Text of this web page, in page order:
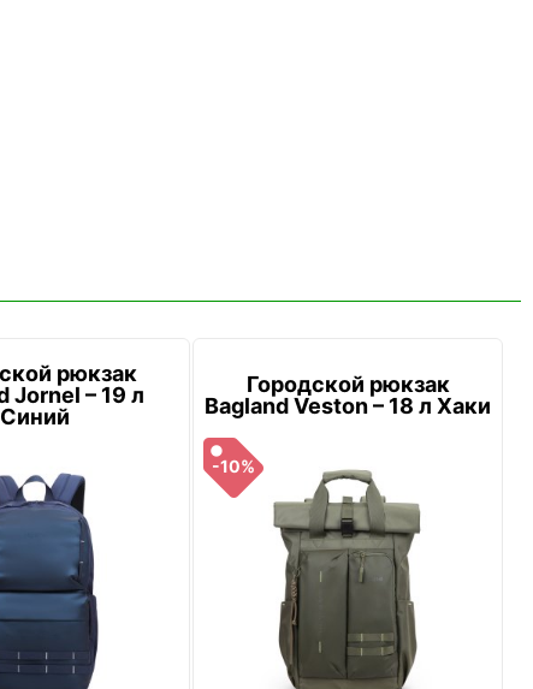
рюкзак
Jornel – 19 л
Синий
Городской рюкзак
Bagland Veston – 18 л Хаки
-10%